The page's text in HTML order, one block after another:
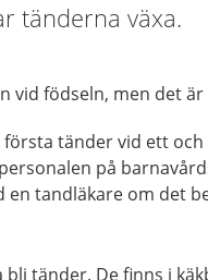
tänderna växa.
vid födseln, men det är
tänder vid ett
på
tandläkare om det
bli tänder. De finns i